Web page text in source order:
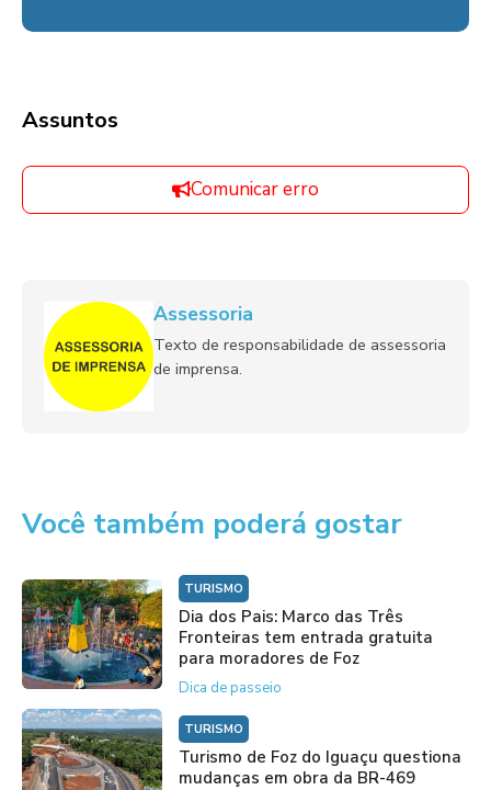
Assuntos
Comunicar erro
Assessoria
Texto de responsabilidade de assessoria
de imprensa.
Você também poderá gostar
TURISMO
Dia dos Pais: Marco das Três
Fronteiras tem entrada gratuita
para moradores de Foz
Dica de passeio
TURISMO
Turismo de Foz do Iguaçu questiona
mudanças em obra da BR-469